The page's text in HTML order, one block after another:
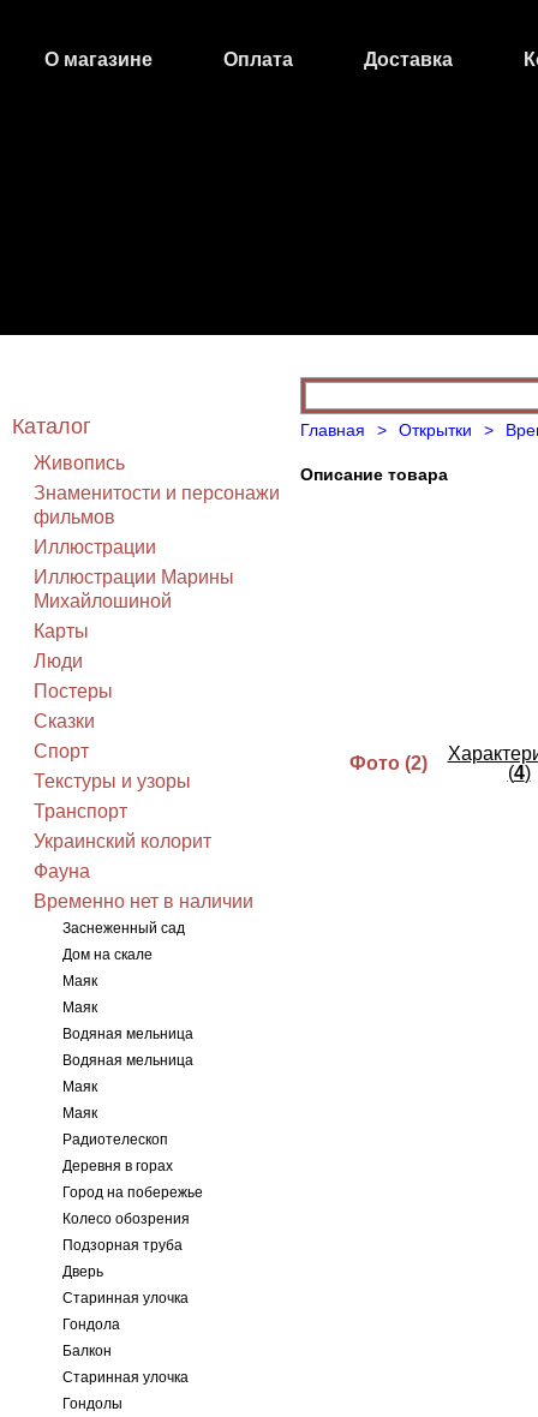
О магазине Оплата Доставка
Главная > Открытки >
Описание товара
Фото (2)
(4)
Каталог
Живопись
Знаменитости и персонажи
фильмов
Иллюстрации
Иллюстрации Марины
Михайлошиной
Карты
Люди
Постеры
Сказки
Спорт
Текстуры и узоры
Транспорт
Украинский колорит
Фауна
Временно нет в наличии
Заснеженный сад
Дом на скале
Маяк
Маяк
Водяная мельница
Водяная мельница
Маяк
Маяк
Радиотелескоп
Деревня в горах
Город на побережье
Колесо обозрения
Подзорная труба
Дверь
Старинная улочка
Гондола
Балкон
Старинная улочка
Гондолы